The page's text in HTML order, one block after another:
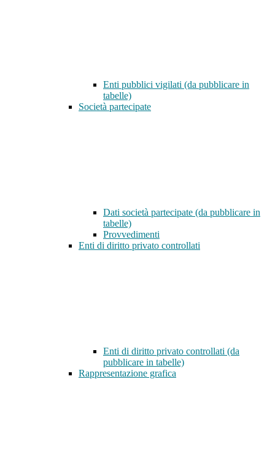
Enti pubblici vigilati (da pubblicare in
tabelle)
Società partecipate
Dati società partecipate (da pubblicare in
tabelle)
Provvedimenti
Enti di diritto privato controllati
Enti di diritto privato controllati (da
pubblicare in tabelle)
Rappresentazione grafica